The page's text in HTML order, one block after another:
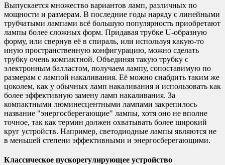
Выпускается множество вариантов ламп, различных по
мощности и размерам. В последние годы наряду с линейными
трубчатыми лампами всё большую популярность приобретают
лампы более сложных форм. Придавая трубке U-образную
форму, или свернув её в спираль, или используя какую-то
иную пространственную конфигурацию, можно сделать
трубку очень компактной. Объединяя такую трубку с
электронным балластом, получаем лампу, сопоставимую по
размерам с лампой накаливания. Её можно снабдить таким же
цоколем, как у обычных ламп накаливания и использовать как
более эффективную замену ламп накаливания. За
компактными люминесцентными лампами закрепилось
название "энергосберегающие" лампы, хотя оно не вполне
точное, так как термин должен охватывать более широкий
круг устройств. Например, светодиодные лампы являются не
в меньшей степени эффективными и энергосберегающими.
Классическое пускорегулирующее устройство